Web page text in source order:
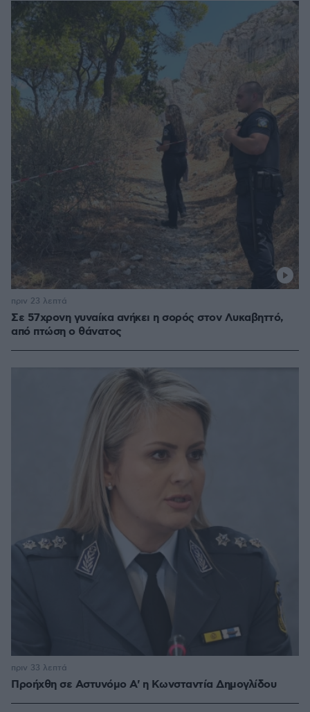
Σε 57χρονη γυναίκα ανήκει η σορός στον Λυκαβηττό,
από πτώση ο θάνατος
πριν 23 λεπτά
Προήχθη σε Αστυνόμο Α' η Κωνσταντία Δημογλίδου
πριν 33 λεπτά